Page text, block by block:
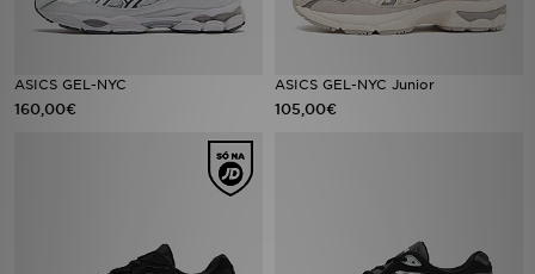
ASICS GEL-NYC
160,00€
ASICS GEL-NYC Junior
105,00€